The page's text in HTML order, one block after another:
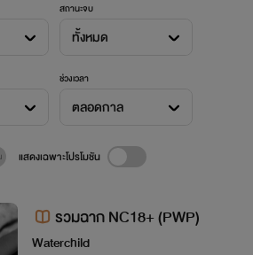
สถานะจบ
ทั้งหมด
ช่วงเวลา
ตลอดกาล
แสดงเฉพาะโปรโมชัน
รวมฉาก NC18+ (PWP)
Waterchild